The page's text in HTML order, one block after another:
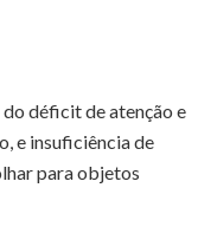
déficit de atenção e
e insuficiência de
para objetos